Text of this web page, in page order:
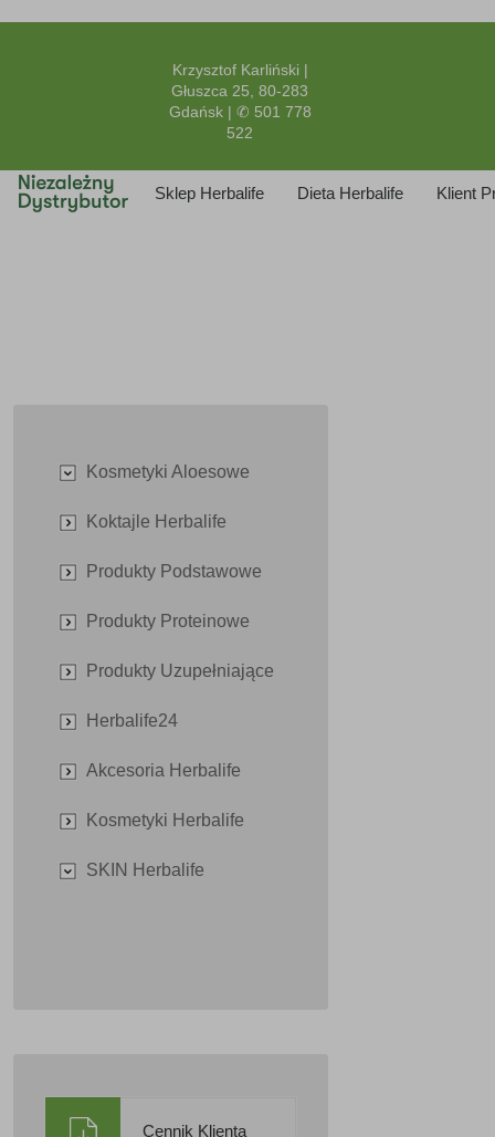
Krzysztof Karliński |
Głuszca 25, 80-283
Gdańsk | ✆ 501 778
522
Sklep Herbalife Dieta Herbalife Klient
Kosmetyki Aloesowe
Koktajle Herbalife
Produkty Podstawowe
Produkty Proteinowe
Produkty Uzupełniające
Herbalife24
Akcesoria Herbalife
Kosmetyki Herbalife
SKIN Herbalife
Cennik Klienta